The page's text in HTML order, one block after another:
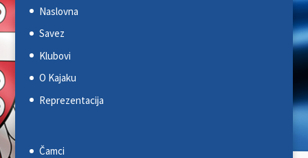
Naslovna
Savez
Klubovi
O Kajaku
Reprezentacija
Čamci